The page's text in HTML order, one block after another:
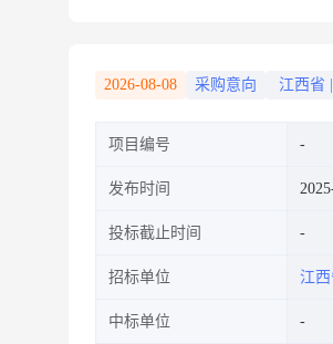
2026-08-08 采购意向 江西省
项目编号
发布时间
投标截止时间
招标单位 江
中标单位